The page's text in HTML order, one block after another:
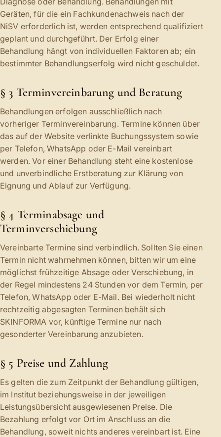
Geräten, für die ein Fachkundenachweis nach der
NiSV erforderlich ist, werden entsprechend qualifiziert
geplant und durchgeführt. Der Erfolg einer
Behandlung hängt von individuellen Faktoren ab; ein
bestimmter Behandlungserfolg wird nicht geschuldet.
§ 3 Terminvereinbarung und Beratung
Behandlungen erfolgen ausschließlich nach
vorheriger Terminvereinbarung. Termine können über
das auf der Website verlinkte Buchungssystem sowie
per Telefon, WhatsApp oder E-Mail vereinbart
werden. Vor einer Behandlung steht eine kostenlose
und unverbindliche Erstberatung zur Klärung von
Eignung und Ablauf zur Verfügung.
§ 4 Terminabsage und
Terminverschiebung
Vereinbarte Termine sind verbindlich. Sollten Sie einen
Termin nicht wahrnehmen können, bitten wir um eine
möglichst frühzeitige Absage oder Verschiebung, in
der Regel mindestens 24 Stunden vor dem Termin, per
Telefon, WhatsApp oder E-Mail. Bei wiederholt nicht
rechtzeitig abgesagten Terminen behält sich
SKINFORMA vor, künftige Termine nur nach
gesonderter Vereinbarung anzubieten.
§ 5 Preise und Zahlung
Es gelten die zum Zeitpunkt der Behandlung gültigen,
im Institut beziehungsweise in der jeweiligen
Leistungsübersicht ausgewiesenen Preise. Die
Bezahlung erfolgt vor Ort im Anschluss an die
Behandlung, soweit nichts anderes vereinbart ist. Eine